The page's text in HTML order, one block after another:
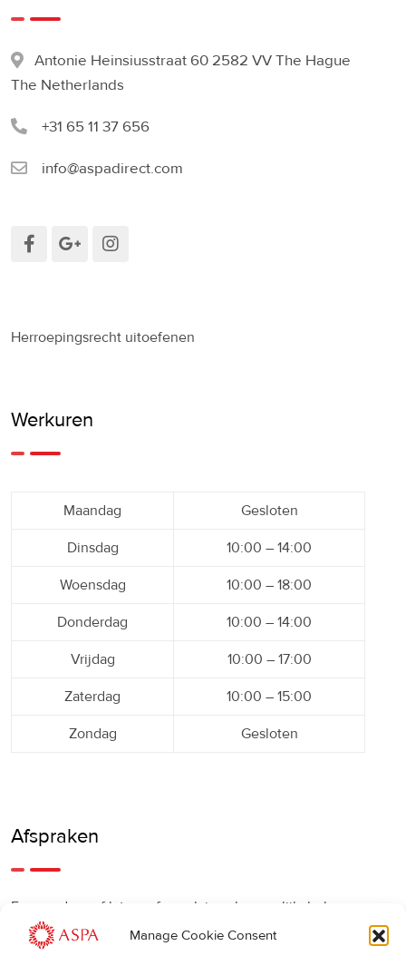
Manage Cookie Consent
Antonie Heinsiusstraat 60 2582 VV The Hague
The Netherlands
+31 65 11 37 656
info@aspadirect.com
Herroepingsrecht uitoefenen
Werkuren
Maandag Gesloten
Dinsdag 10:00 – 14:00
Woensdag 10:00 – 18:00
Donderdag 10:00 – 14:00
Vrijdag 10:00 – 17:00
Zaterdag 10:00 – 15:00
Zondag Gesloten
Afspraken
Een eerdere of latere afspraak is ook mogelijk, bel ons
gerust.